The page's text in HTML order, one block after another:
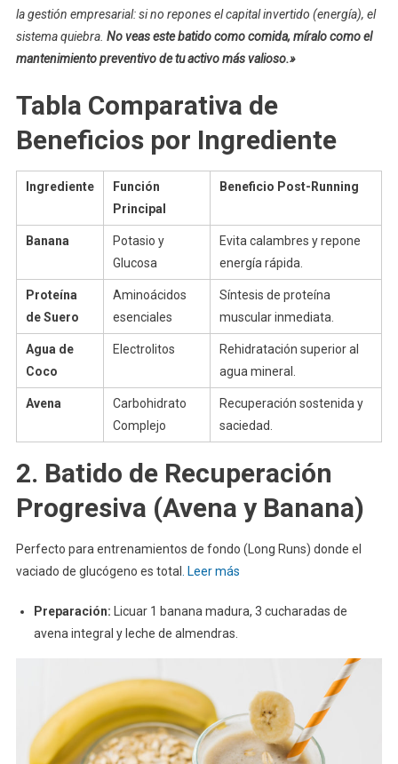
la gestión empresarial: si no repones el capital invertido (energía), el
sistema quiebra. No veas este batido como comida, míralo como el
mantenimiento preventivo de tu activo más valioso.»
Tabla Comparativa de
Beneficios por Ingrediente
Ingrediente
Función
Principal
Beneficio Post-Running
Banana
Potasio y
Glucosa
Evita calambres y repone
energía rápida.
Proteína
de Suero
Aminoácidos
esenciales
Síntesis de proteína
muscular inmediata.
Agua de
Coco
Electrolitos
Rehidratación superior al
agua mineral.
Avena
Carbohidrato
Complejo
Recuperación sostenida y
saciedad.
2. Batido de Recuperación
Progresiva (Avena y Banana)
Perfecto para entrenamientos de fondo (Long Runs) donde el
vaciado de glucógeno es total. Leer más
Preparación: Licuar 1 banana madura, 3 cucharadas de
avena integral y leche de almendras.